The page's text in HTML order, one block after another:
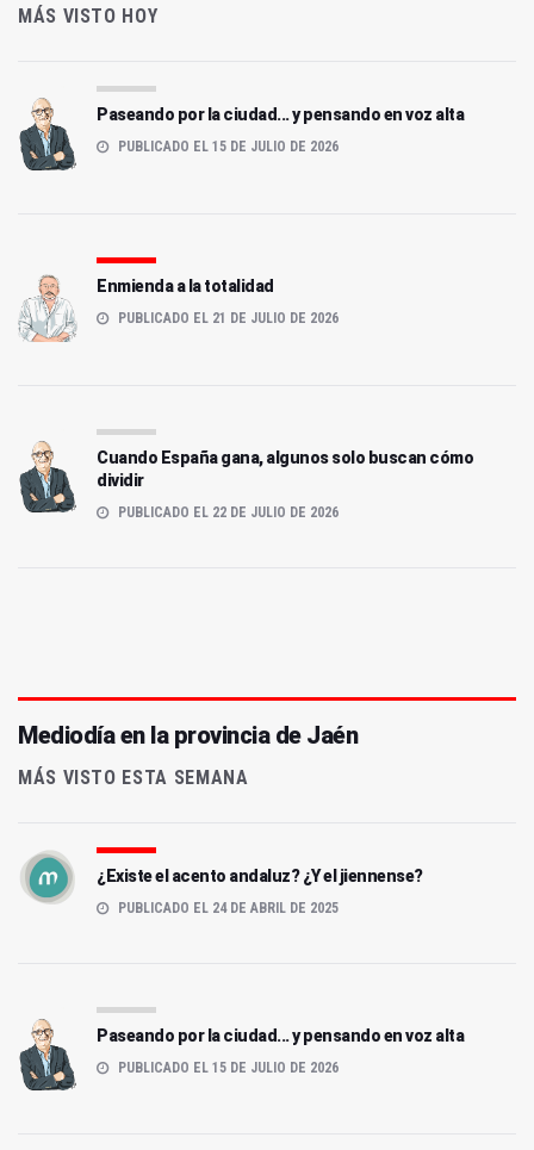
MÁS VISTO HOY
Paseando por la ciudad... y pensando en voz alta
PUBLICADO EL 15 DE JULIO DE 2026
Enmienda a la totalidad
PUBLICADO EL 21 DE JULIO DE 2026
Cuando España gana, algunos solo buscan cómo
dividir
PUBLICADO EL 22 DE JULIO DE 2026
Mediodía en la provincia de Jaén
MÁS VISTO ESTA SEMANA
¿Existe el acento andaluz? ¿Y el jiennense?
PUBLICADO EL 24 DE ABRIL DE 2025
Paseando por la ciudad... y pensando en voz alta
PUBLICADO EL 15 DE JULIO DE 2026